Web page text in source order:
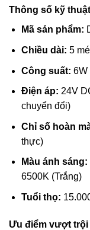
Thông số kỹ
Mã sản phẩm:
Chiều dài: 5
Công suất: 6W
Điện áp: 24V
chuyển đổi)
Chỉ số hoàn
thực)
Màu ánh sáng:
6500K (Trắng)
Tuổi thọ:
Ưu điểm vượt trội